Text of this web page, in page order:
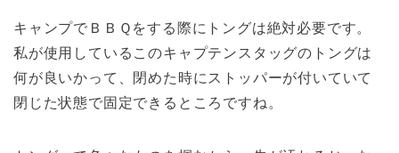
キャンプでＢＢＱをする際にトングは絶対必要です。
私が使用しているこのキャプテンスタッグのトングは
何が良いかって、閉めた時にストッパーが付いていて
閉じた状態で固定できるところですね。